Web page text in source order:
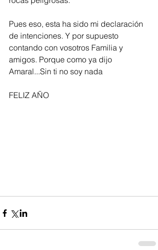
Pues eso, esta ha sido mi declaración
de intenciones. Y por supuesto
contando con vosotros Familia y
amigos. Porque como ya dijo
Amaral...Sin ti no soy nada
FELIZ AÑO